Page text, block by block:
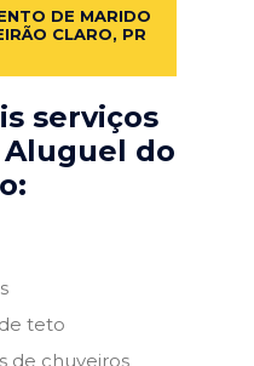
DE MARIDO
CLARO, PR
serviços
do
teto
de chuveiros